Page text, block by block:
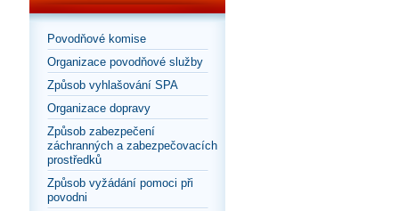
Povodňové komise
Organizace povodňové služby
Způsob vyhlašování SPA
Organizace dopravy
Způsob zabezpečení
záchranných a zabezpečovacích
prostředků
Způsob vyžádání pomoci při
povodni